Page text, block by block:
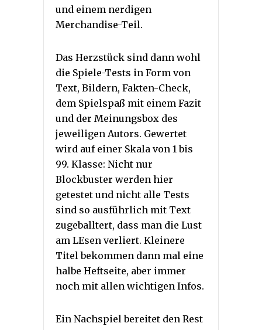
und einem nerdigen
Merchandise-Teil.
Das Herzstück sind dann wohl
die Spiele-Tests in Form von
Text, Bildern, Fakten-Check,
dem Spielspaß mit einem Fazit
und der Meinungsbox des
jeweiligen Autors. Gewertet
wird auf einer Skala von 1 bis
99. Klasse: Nicht nur
Blockbuster werden hier
getestet und nicht alle Tests
sind so ausführlich mit Text
zugeballtert, dass man die Lust
am LEsen verliert. Kleinere
Titel bekommen dann mal eine
halbe Heftseite, aber immer
noch mit allen wichtigen Infos.
Ein Nachspiel bereitet den Rest